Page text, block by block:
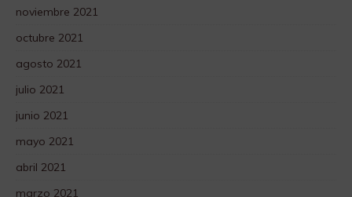
noviembre 2021
octubre 2021
agosto 2021
julio 2021
junio 2021
mayo 2021
abril 2021
marzo 2021